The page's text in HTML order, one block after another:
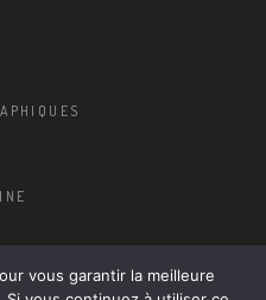
vous garantir la meilleure